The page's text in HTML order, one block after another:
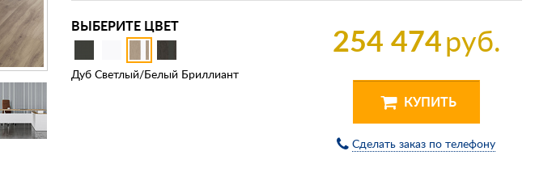
ВЫБЕРИТЕ ЦВЕТ
Дуб Светлый/Белый Бриллиант
254 474руб.
КУПИТЬ
Сделать заказ по телефону